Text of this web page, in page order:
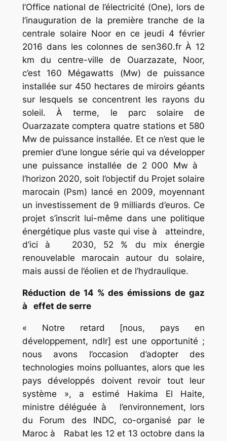
l’Office national de l’électricité (One), lors de
l’inauguration de la première tranche de la
centrale solaire Noor en ce jeudi 4 février
2016 dans les colonnes de sen360.fr À 12
km du centre-ville de Ouarzazate, Noor,
c’est 160 Mégawatts (Mw) de puissance
installée sur 450 hectares de miroirs géants
sur lesquels se concentrent les rayons du
soleil. À terme, le parc solaire de
Ouarzazate comptera quatre stations et 580
Mw de puissance installée. Et ce n’est que le
premier d’une longue série qui va développer
une puissance installée de 2 000 Mw à
l’horizon 2020, soit l’objectif du Projet solaire
marocain (Psm) lancé en 2009, moyennant
un investissement de 9 milliards d’euros. Ce
projet s’inscrit lui-même dans une politique
énergétique plus vaste qui vise à atteindre,
d’ici à 2030, 52 % du mix énergie
renouvelable marocain autour du solaire,
mais aussi de l’éolien et de l’hydraulique.
Réduction de 14 % des émissions de gaz
à effet de serre
« Notre retard [nous, pays en
développement, ndlr] est une opportunité ;
nous avons l’occasion d’adopter des
technologies moins polluantes, alors que les
pays développés doivent revoir tout leur
système », a estimé Hakima El Haite,
ministre déléguée à l’environnement, lors
du Forum des INDC, co-organisé par le
Maroc à Rabat les 12 et 13 octobre dans la